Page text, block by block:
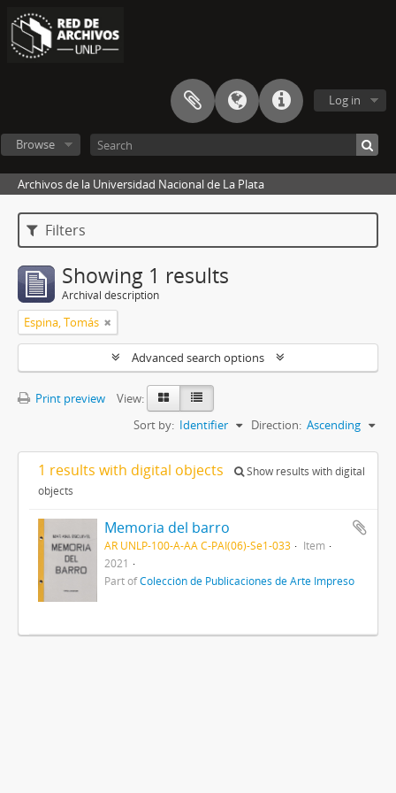
Log in
Browse
Archivos de la Universidad Nacional de La Plata
Filters
Showing 1 results
Archival description
Espina, Tomás
Advanced search options
Print preview
View:
Sort by: Identifier Direction: Ascending
1 results with digital objects
Show results with digital
objects
Memoria del barro
AR UNLP-100-A-AA C-PAI(06)-Se1-033
Item
2021
Part ofColección de Publicaciones de Arte Impreso